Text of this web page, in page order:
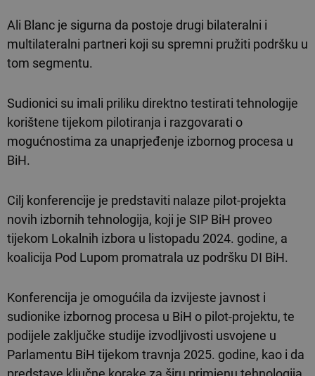
Ali Blanc je sigurna da postoje drugi bilateralni i
multilateralni partneri koji su spremni pružiti podršku u
tom segmentu.
Sudionici su imali priliku direktno testirati tehnologije
korištene tijekom pilotiranja i razgovarati o
mogućnostima za unaprjeđenje izbornog procesa u
BiH.
Cilj konferencije je predstaviti nalaze pilot-projekta
novih izbornih tehnologija, koji je SIP BiH proveo
tijekom Lokalnih izbora u listopadu 2024. godine, a
koalicija Pod Lupom promatrala uz podršku DI BiH.
Konferencija je omogućila da izvijeste javnost i
sudionike izbornog procesa u BiH o pilot-projektu, te
podijele zaključke studije izvodljivosti usvojene u
Parlamentu BiH tijekom travnja 2025. godine, kao i da